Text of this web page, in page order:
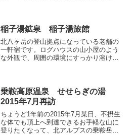
う国道361号を西進し、途中...
稲子湯鉱泉 稲子湯旅館
北八ヶ岳の登山拠点になっている老舗の
一軒宿です。ログハウスの山小屋のよう
な外観で、周囲の環境にすっかり溶け込
登山のため早々にチェック...
乗鞍高原温泉 せせらぎの湯
2015年7月再訪
ちょうど1年前の2015年7月某日、不摂生
な体でも頂上へ到達できるお手軽な山に
登りたくなって、北アルプスの乗鞍岳へ